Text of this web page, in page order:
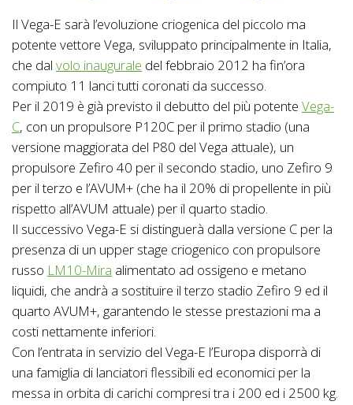
Il Vega-E sarà l’evoluzione criogenica del piccolo ma
potente vettore Vega, sviluppato principalmente in Italia,
che dal volo inaugurale del febbraio 2012 ha fin’ora
compiuto 11 lanci tutti coronati da successo.
Per il 2019 è già previsto il debutto del più potente Vega-
C, con un propulsore P120C per il primo stadio (una
versione maggiorata del P80 del Vega attuale), un
propulsore Zefiro 40 per il secondo stadio, uno Zefiro 9
per il terzo e l’AVUM+ (che ha il 20% di propellente in più
rispetto all’AVUM attuale) per il quarto stadio.
Il successivo Vega-E si distinguerà dalla versione C per la
presenza di un upper stage criogenico con propulsore
russo LM10-Mira alimentato ad ossigeno e metano
liquidi, che andrà a sostituire il terzo stadio Zefiro 9 ed il
quarto AVUM+, garantendo le stesse prestazioni ma a
costi nettamente inferiori.
Con l’entrata in servizio del Vega-E l’Europa disporrà di
una famiglia di lanciatori flessibili ed economici per la
messa in orbita di carichi compresi tra i 200 ed i 2500 kg.